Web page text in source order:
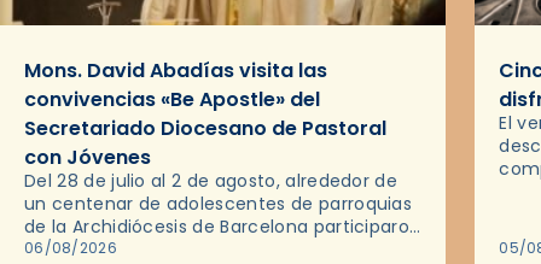
Mons. David Abadías visita las
convivencias «Be Apostle» del
Secretariado Diocesano de Pastoral
con Jóvenes
Del 28 de julio al 2 de agosto, alrededor de
un centenar de adolescentes de parroquias
de la Archidiócesis de Barcelona participaron
en las convivencias Be Apostle, organizadas
06/08/2026
El
05/